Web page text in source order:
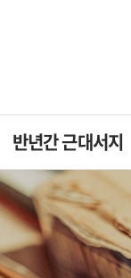
반년간 근대서지